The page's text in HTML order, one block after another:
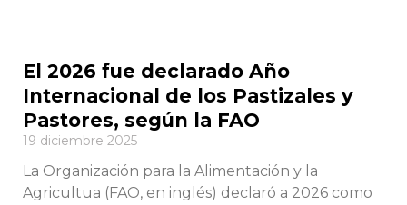
El 2026 fue declarado Año
Internacional de los Pastizales y
Pastores, según la FAO
19 diciembre 2025
La Organización para la Alimentación y la
Agricultua (FAO, en inglés) declaró a 2026 como